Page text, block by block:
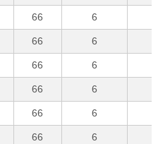
66 6
66 6
66 6
66 6
66 6
66 6